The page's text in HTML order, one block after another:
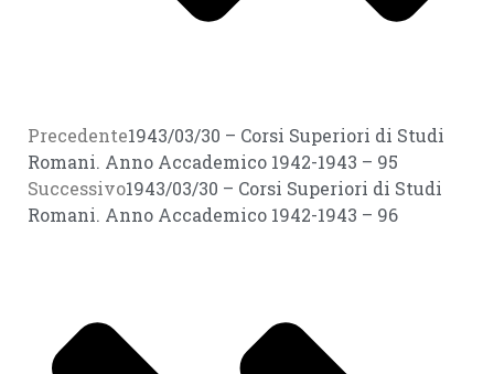
Precedente1943/03/30 – Corsi Superiori di Studi
Romani. Anno Accademico 1942-1943 – 95
Successivo1943/03/30 – Corsi Superiori di Studi
Romani. Anno Accademico 1942-1943 – 96